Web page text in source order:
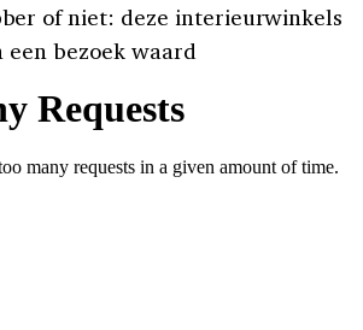
of niet: deze interieurwinkels
een bezoek waard